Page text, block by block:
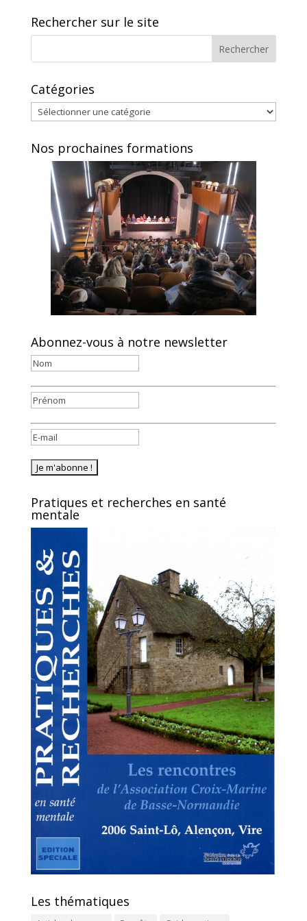
Rechercher sur le site
Catégories
Catégories
Nos prochaines formations
Abonnez-vous à notre newsletter
Pratiques et recherches en santé
mentale
Les thématiques